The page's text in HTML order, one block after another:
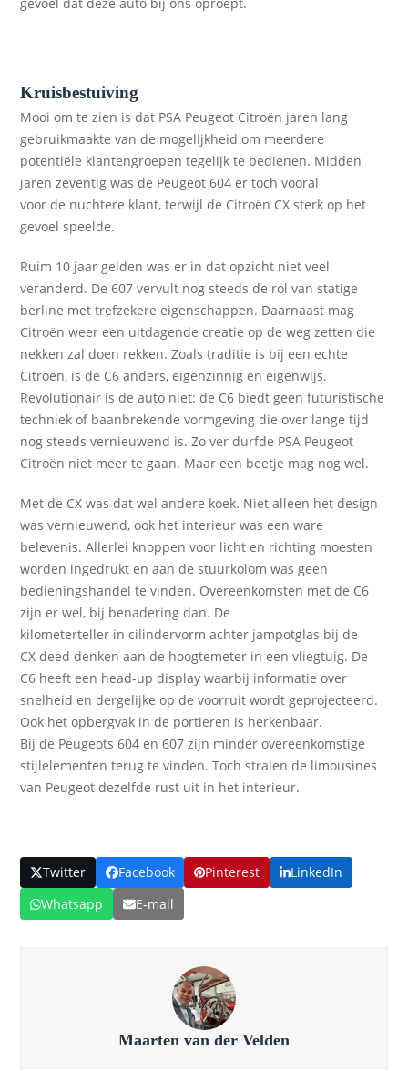
Kruisbestuiving
Mooi om te zien is dat PSA Peugeot Citroën jaren lang
gebruikmaakte van de mogelijkheid om meerdere
potentiële klantengroepen tegelijk te bedienen. Midden
jaren zeventig wasde Peugeot 604ertoch vooral
voorde nuchtere klant, terwijl de Citroën CX sterk op het
gevoelspeelde.
Ruim 10 jaar gelden waser in dat opzicht niet veel
veranderd. De 607vervult nog steeds de rol van statige
berline met trefzekere eigenschappen. Daarnaast mag
Citroën weer een uitdagende creatie op de weg zetten die
nekken zaldoen rekken.Zoals traditie is bij een echte
Citroën, is de C6 anders, eigenzinnig en eigenwijs.
Revolutionair is de auto niet: de C6 biedt geen futuristische
techniek of baanbrekende vormgeving die over lange tijd
nog steeds vernieuwend is. Zo ver durfde PSA Peugeot
Citroën niet meer te gaan. Maar een beetje mag nog wel.
Met de CX was dat wel andere koek. Niet alleen het design
was vernieuwend, ook het interieur was een ware
belevenis. Allerlei knoppen voor licht en richting moesten
worden ingedrukt en aan de stuurkolom was geen
bedieningshandel te vinden. Overeenkomsten met de C6
zijn er wel, bij benadering dan. De
kilometerteller incilindervorm achter jampotglas bij de
CX deed denken aan de hoogtemeter in een vliegtuig. De
C6 heeft een head-up display waarbij informatie over
snelheid en dergelijke op de voorruit wordt geprojecteerd.
Ook het opbergvak in de portieren is herkenbaar.
Bijde Peugeots 604 en 607 zijn minder overeenkomstige
stijlelementen terug te vinden.Toch stralen de limousines
van Peugeot dezelfde rust uit in het interieur.
Twitter Facebook Pinterest
LinkedIn
Whatsapp
E-mail
Maarten van der Velden